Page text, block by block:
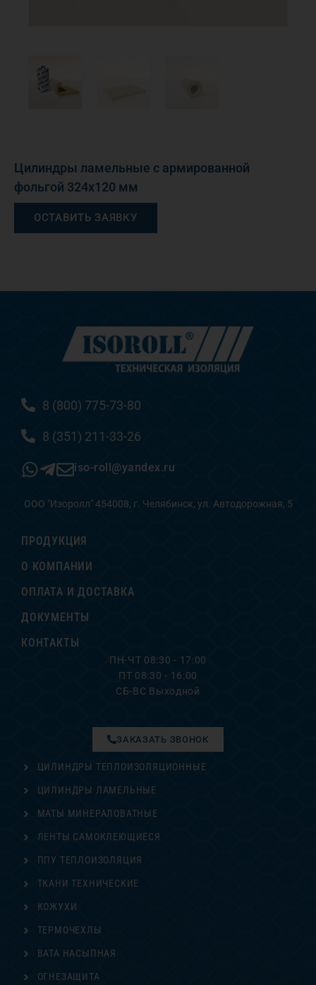
Цилиндры ламельные с армированной
фольгой 324х120 мм
ОСТАВИТЬ ЗАЯВКУ
8 (800) 775-73-80
8 (351) 211-33-26
iso-roll@yandex.ru
ООО "Изоролл" 454008, г. Челябинск, ул. Автодорожная, 5
ПРОДУКЦИЯ
О КОМПАНИИ
ОПЛАТА И ДОСТАВКА
ДОКУМЕНТЫ
КОНТАКТЫ
ПН-ЧТ 08:30 - 17:00
ПТ 08:30 - 16:00
СБ-ВС Выходной
ЦИЛИНДРЫ ТЕПЛОИЗОЛЯЦИОННЫЕ
ЦИЛИНДРЫ ЛАМЕЛЬНЫЕ
МАТЫ МИНЕРАЛОВАТНЫЕ
ЛЕНТЫ САМОКЛЕЮЩИЕСЯ
ППУ ТЕПЛОИЗОЛЯЦИЯ
ТКАНИ ТЕХНИЧЕСКИЕ
ЗАКАЗАТЬ ЗВОНОК
КОЖУХИ
ТЕРМОЧЕХЛЫ
ВАТА НАСЫПНАЯ
ОГНЕЗАЩИТА